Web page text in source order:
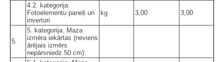
4.2. kategorija.
Fotoelementu paneļi un
invertori
kg 3,00 3,00
5.
5. kategorija. Maza
izmēra iekārtas (neviens
ārējais izmērs
nepārsniedz 50 cm):